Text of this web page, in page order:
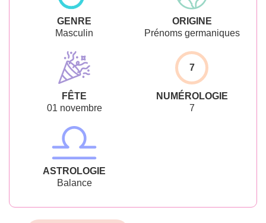
GENRE
Masculin
ORIGINE
Prénoms germaniques
FÊTE
01 novembre
7
NUMÉROLOGIE
7
ASTROLOGIE
Balance